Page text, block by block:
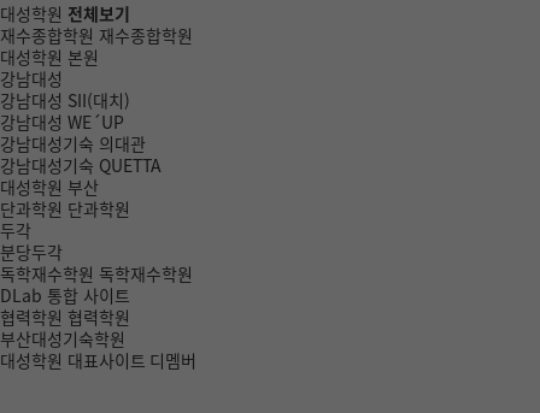
대성학원 전체보기
재수종합학원 재수종합학원
대성학원 본원
강남대성
강남대성 SII(대치)
강남대성 WE´UP
강남대성기숙 의대관
강남대성기숙 QUETTA
대성학원 부산
단과학원 단과학원
두각
분당두각
독학재수학원 독학재수학원
DLab 통합 사이트
협력학원 협력학원
부산대성기숙학원
대성학원 대표사이트 디멤버